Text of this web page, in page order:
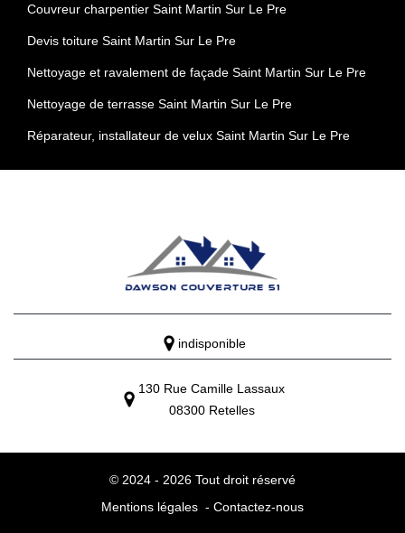
Couvreur charpentier Saint Martin Sur Le Pre
Devis toiture Saint Martin Sur Le Pre
Nettoyage et ravalement de façade Saint Martin Sur Le Pre
Nettoyage de terrasse Saint Martin Sur Le Pre
Réparateur, installateur de velux Saint Martin Sur Le Pre
indisponible
130 Rue Camille Lassaux
08300 Retelles
© 2024 - 2026 Tout droit réservé
Mentions légales - Contactez-nous